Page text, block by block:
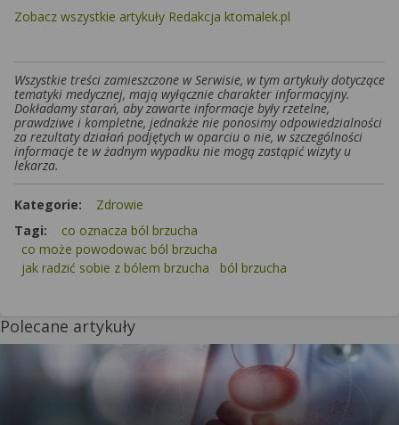
Zobacz wszystkie artykuły Redakcja ktomalek.pl
Wszystkie treści zamieszczone w Serwisie, w tym artykuły dotyczące
tematyki medycznej, mają wyłącznie charakter informacyjny.
Dokładamy starań, aby zawarte informacje były rzetelne,
prawdziwe i kompletne, jednakże nie ponosimy odpowiedzialności
za rezultaty działań podjętych w oparciu o nie, w szczególności
informacje te w żadnym wypadku nie mogą zastąpić wizyty u
lekarza.
Kategorie:
Zdrowie
Tagi:
co oznacza ból brzucha
co może powodowac ból brzucha
jak radzić sobie z bólem brzucha
ból brzucha
Polecane artykuły